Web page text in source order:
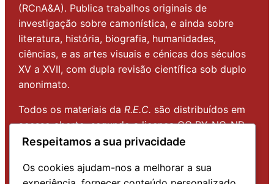
(RCnA&A). Publica trabalhos originais de
investigação sobre camonística, e ainda sobre
literatura, história, biografia, humanidades,
ciências, e as artes visuais e cénicas dos séculos
XV a XVII, com dupla revisão científica sob duplo
anonimato.
Todos os materiais da R.E.C. são distribuídos em
acesso aberto, segundo a licença CC BY-NC-ND
Atribuição-NãoComercial-SemDerivações
modificações e sem fins comerciais.
Respeitamos a sua privacidade
Os cookies ajudam-nos a melhorar a sua